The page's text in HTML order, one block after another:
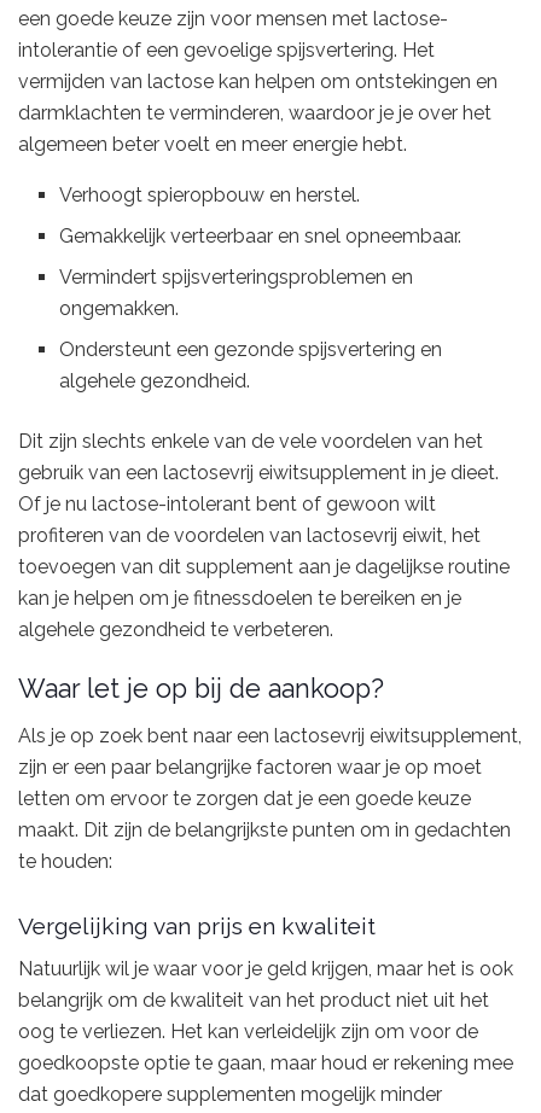
een goede keuze zijn voor mensen met lactose-
intolerantie of een gevoelige spijsvertering. Het
vermijden van lactose kan helpen om ontstekingen en
darmklachten te verminderen, waardoor je je over het
algemeen beter voelt en meer energie hebt.
Verhoogt spieropbouw en herstel.
Gemakkelijk verteerbaar en snel opneembaar.
Vermindert spijsverteringsproblemen en
ongemakken.
Ondersteunt een gezonde spijsvertering en
algehele gezondheid.
Dit zijn slechts enkele van de vele voordelen van het
gebruik van een lactosevrij eiwitsupplement in je dieet.
Of je nu lactose-intolerant bent of gewoon wilt
profiteren van de voordelen van lactosevrij eiwit, het
toevoegen van dit supplement aan je dagelijkse routine
kan je helpen om je fitnessdoelen te bereiken en je
algehele gezondheid te verbeteren.
Waar let je op bij de aankoop?
Als je op zoek bent naar een lactosevrij eiwitsupplement,
zijn er een paar belangrijke factoren waar je op moet
letten om ervoor te zorgen dat je een goede keuze
maakt. Dit zijn de belangrijkste punten om in gedachten
te houden:
Vergelijking van prijs en kwaliteit
Natuurlijk wil je waar voor je geld krijgen, maar het is ook
belangrijk om de kwaliteit van het product niet uit het
oog te verliezen. Het kan verleidelijk zijn om voor de
goedkoopste optie te gaan, maar houd er rekening mee
dat goedkopere supplementen mogelijk minder